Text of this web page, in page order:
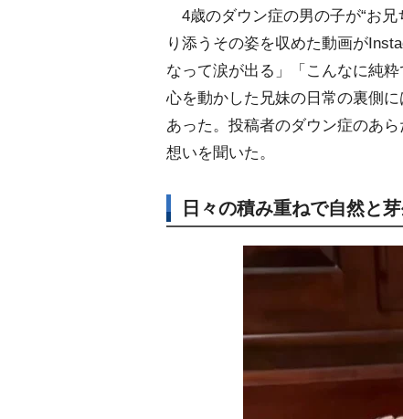
4歳のダウン症の男の子が“お兄
り添うその姿を収めた動画が
なって涙が出る」「こんなに純
心を動かした兄妹の日常の裏側
あった。投稿者のダウン症のあ
想いを聞いた。
日々の積み重ねで自然と